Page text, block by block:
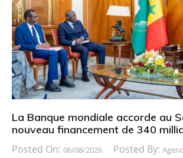
La Banque mondiale accorde au
nouveau financement de 340
Posted On: 06/08/2026 Posted By: